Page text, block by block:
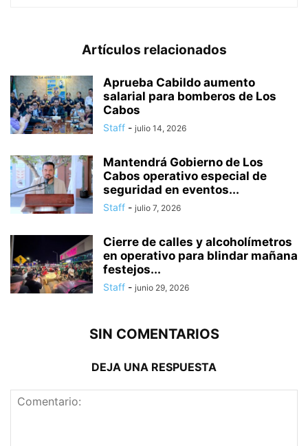
Artículos relacionados
Aprueba Cabildo aumento
salarial para bomberos de Los
Cabos
Staff - julio 14, 2026
Mantendrá Gobierno de Los
Cabos operativo especial de
seguridad en eventos...
Staff - julio 7, 2026
Cierre de calles y alcoholímetros
en operativo para blindar mañana
festejos...
Staff - junio 29, 2026
SIN COMENTARIOS
DEJA UNA RESPUESTA